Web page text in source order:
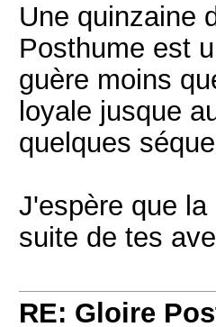
Une quinzaine
Posthume est
guère moins
loyale jusque
quelques
J'espère que
suite de tes
RE: Gloire